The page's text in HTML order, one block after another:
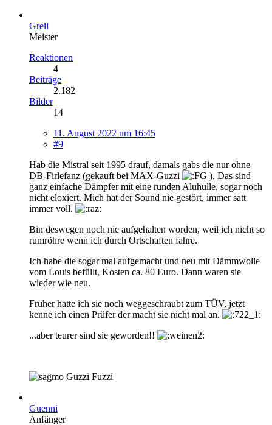
Greil
Meister
Reaktionen
4
Beiträge
2.182
Bilder
14
11. August 2022 um 16:45
#9
Hab die Mistral seit 1995 drauf, damals gabs die nur ohne
DB-Firlefanz (gekauft bei MAX-Guzzi
). Das sind
ganz einfache Dämpfer mit eine runden Aluhülle, sogar noch
nicht eloxiert. Mich hat der Sound nie gestört, immer satt
immer voll.
Bin deswegen noch nie aufgehalten worden, weil ich nicht so
rumröhre wenn ich durch Ortschaften fahre.
Ich habe die sogar mal aufgemacht und neu mit Dämmwolle
vom Louis befüllt, Kosten ca. 80 Euro. Dann waren sie
wieder wie neu.
Früher hatte ich sie noch weggeschraubt zum TÜV, jetzt
kenne ich einen Prüfer der macht sie nicht mal an.
...aber teurer sind sie geworden!!
Guzzi Fuzzi
Guenni
Anfänger